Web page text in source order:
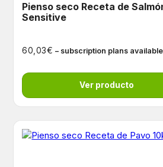
Pienso seco Receta de
Sensitive
60,03€ – subscription plans available
Ver producto